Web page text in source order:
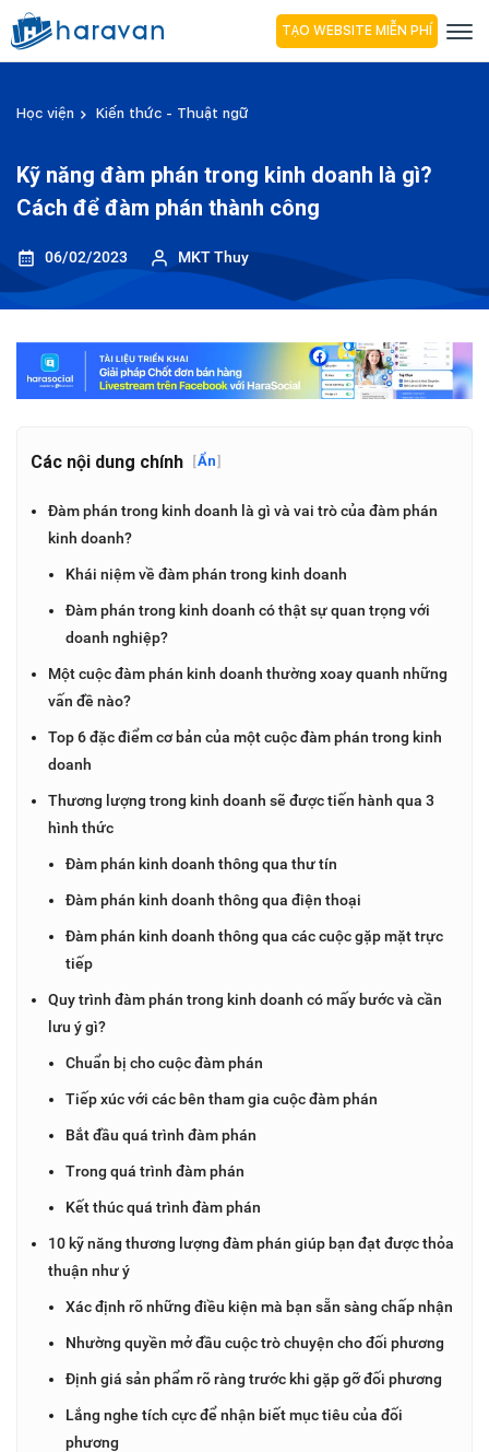
TẠO WEBSITE MIỄN PHÍ
Học viện Kiến thức - Thuật ngữ
Kỹ năng đàm phán trong kinh doanh là gì?
Cách để đàm phán thành công
06/02/2023 MKT Thuy
Các nội dung chính [Ẩn]
Đàm phán trong kinh doanh là gì và vai trò của đàm phán
kinh doanh?
Khái niệm về đàm phán trong kinh doanh
Đàm phán trong kinh doanh có thật sự quan trọng với
doanh nghiệp?
Một cuộc đàm phán kinh doanh thường xoay quanh những
vấn đề nào?
Top 6 đặc điểm cơ bản của một cuộc đàm phán trong kinh
doanh
Thương lượng trong kinh doanh sẽ được tiến hành qua 3
hình thức
Đàm phán kinh doanh thông qua thư tín
Đàm phán kinh doanh thông qua điện thoại
Đàm phán kinh doanh thông qua các cuộc gặp mặt trực
tiếp
Quy trình đàm phán trong kinh doanh có mấy bước và cần
lưu ý gì?
Chuẩn bị cho cuộc đàm phán
Tiếp xúc với các bên tham gia cuộc đàm phán
Bắt đầu quá trình đàm phán
Trong quá trình đàm phán
Kết thúc quá trình đàm phán
10 kỹ năng thương lượng đàm phán giúp bạn đạt được thỏa
thuận như ý
Xác định rõ những điều kiện mà bạn sẵn sàng chấp nhận
Nhường quyền mở đầu cuộc trò chuyện cho đối phương
Định giá sản phẩm rõ ràng trước khi gặp gỡ đối phương
Lắng nghe tích cực để nhận biết mục tiêu của đối
phương